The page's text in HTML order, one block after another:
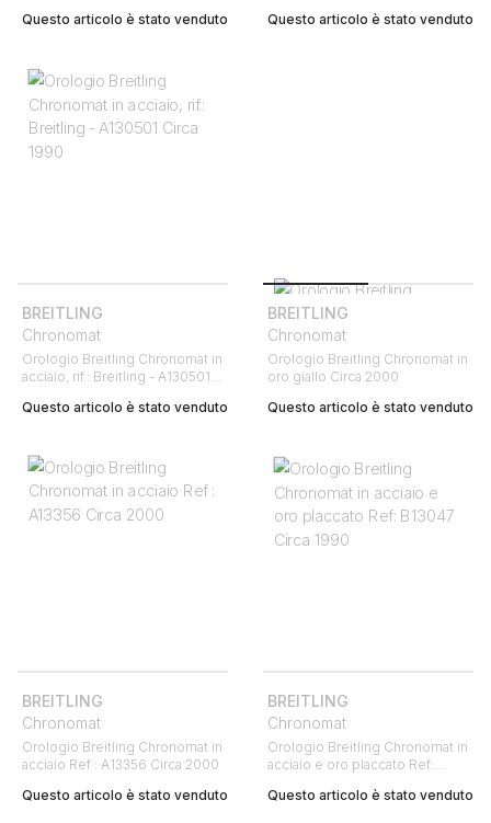
Questo articolo è stato venduto
Questo articolo è stato venduto
BREITLING
Chronomat
Orologio Breitling Chronomat in
acciaio, rif.: Breitling - A130501
Questo articolo è stato venduto
BREITLING
Chronomat
Orologio Breitling Chronomat in
oro giallo Circa 2000
Questo articolo è stato venduto
BREITLING
Chronomat
Orologio Breitling Chronomat in
acciaio Ref : A13356 Circa 2000
Questo articolo è stato venduto
BREITLING
Chronomat
Orologio Breitling Chronomat in
acciaio e oro placcato Ref:
Questo articolo è stato venduto